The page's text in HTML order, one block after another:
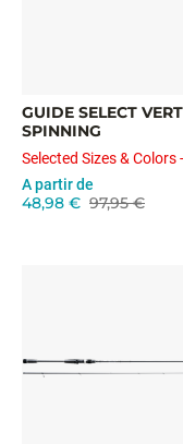
GUIDE SELECT
SPINNING
Selected Sizes & Colors
A partir de
97,95 €
48,98 €